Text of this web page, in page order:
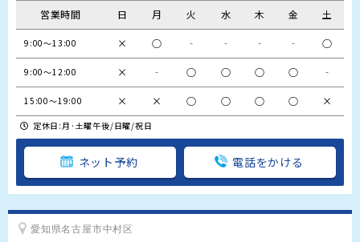
営業時間 日 月 火 水 木 金 土
9:00〜13:00 × ○ ‐ ‐ ‐ ‐ ○
9:00〜12:00 × ‐ ○ ○ ○ ○ ‐
15:00〜19:00 × × ○ ○ ○ ○ ×
定休日:月·土曜午後/日曜/祝日
ネット予約 電話をかける
愛知県名古屋市中村区